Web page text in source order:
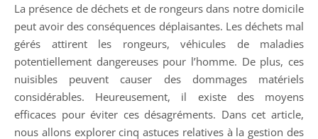
La présence de déchets et de rongeurs dans notre domicile
peut avoir des conséquences déplaisantes. Les déchets mal
gérés attirent les rongeurs, véhicules de maladies
potentiellement dangereuses pour l’homme. De plus, ces
nuisibles peuvent causer des dommages matériels
considérables. Heureusement, il existe des moyens
efficaces pour éviter ces désagréments. Dans cet article,
nous allons explorer cinq astuces relatives à la gestion des